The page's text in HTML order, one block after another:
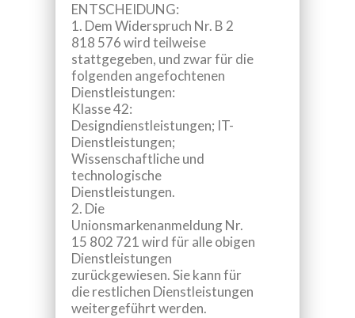
ENTSCHEIDUNG:
1. Dem Widerspruch Nr. B 2
818 576 wird teilweise
stattgegeben, und zwar für die
folgenden angefochtenen
Dienstleistungen:
Klasse 42:
Designdienstleistungen; IT-
Dienstleistungen;
Wissenschaftliche und
technologische
Dienstleistungen.
2. Die
Unionsmarkenanmeldung Nr.
15 802 721 wird für alle obigen
Dienstleistungen
zurückgewiesen. Sie kann für
die restlichen Dienstleistungen
weitergeführt werden.